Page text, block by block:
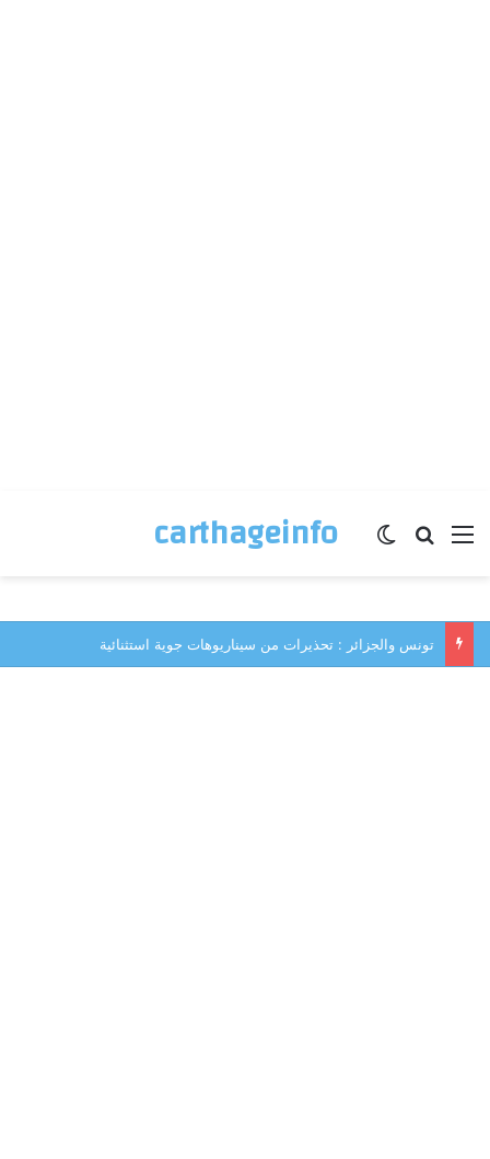
carthageinfo القائمة بحث عنالوضع المظلم
تونس والجزائر : تحذيرات من سيناريوهات جوية استثنائية